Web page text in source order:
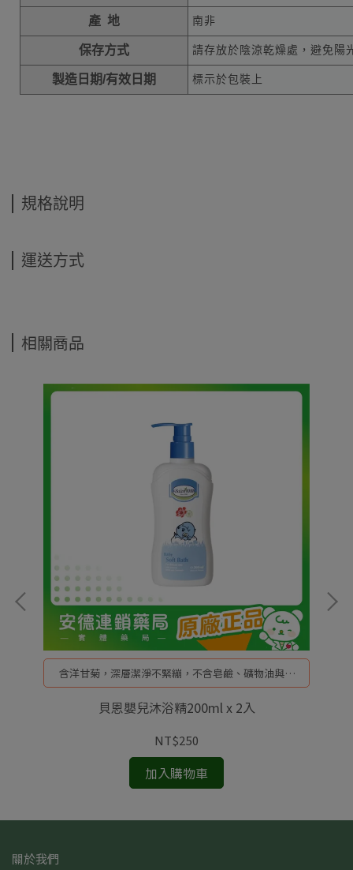
產 地 南非
保存方式 請存放於陰涼乾燥處，避免陽
製造日期/有效日期 標示於包裝上
規格說明
運送方式
相關商品
含洋甘菊，深層潔淨不緊繃，不含皂鹼、礦物油與香
料
貝恩嬰兒沐浴精200ml x 2入
NT$250
加入購物車
關於我們